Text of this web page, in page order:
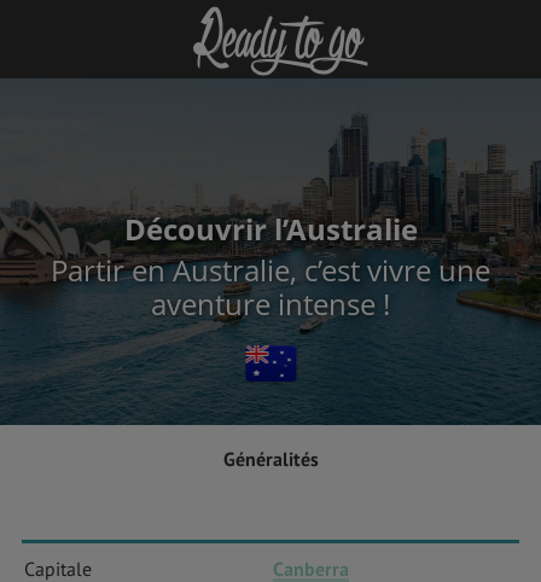
Découvrir l’Australie
Partir en Australie, c’est vivre une
aventure intense !
Généralités
Capitale Canberra